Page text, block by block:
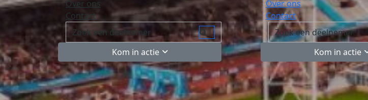
Over ons
Contact
Kom in actie
Over ons
Contact
Kom in actie